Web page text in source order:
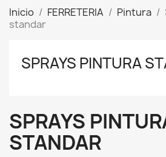
Inicio FERRETERIA Pintura
standar
SPRAYS PINTURA
SPRAYS
STANDAR